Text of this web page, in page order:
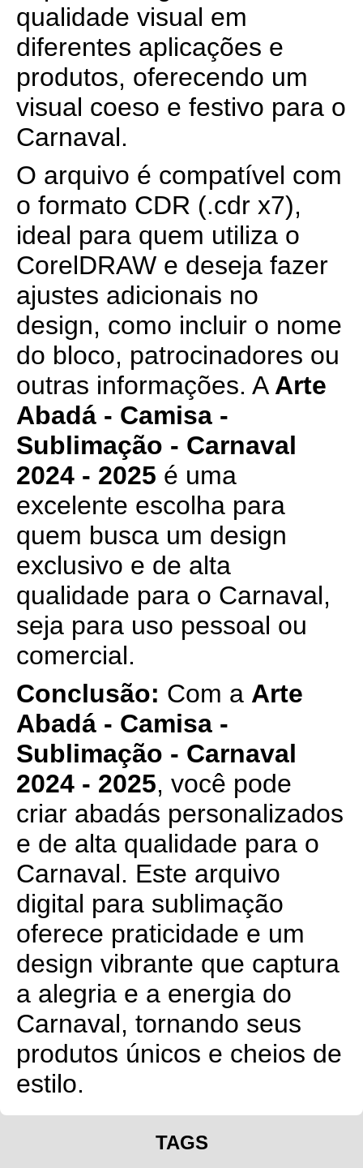
qualidade visual em
diferentes aplicações e
produtos, oferecendo um
visual coeso e festivo para o
Carnaval.
O arquivo é compatível com
o formato CDR (.cdr x7),
ideal para quem utiliza o
CorelDRAW e deseja fazer
ajustes adicionais no
design, como incluir o nome
do bloco, patrocinadores ou
outras informações. A Arte
Abadá - Camisa -
Sublimação - Carnaval
2024 - 2025 é uma
excelente escolha para
quem busca um design
exclusivo e de alta
qualidade para o Carnaval,
seja para uso pessoal ou
comercial.
Conclusão: Com a Arte
Abadá - Camisa -
Sublimação - Carnaval
2024 - 2025, você pode
criar abadás personalizados
e de alta qualidade para o
Carnaval. Este arquivo
digital para sublimação
oferece praticidade e um
design vibrante que captura
a alegria e a energia do
Carnaval, tornando seus
produtos únicos e cheios de
estilo.
TAGS